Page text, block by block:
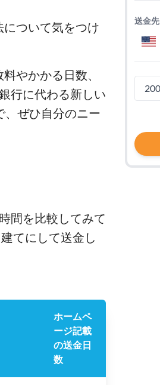
ついて気をつけ
やかかる日数、
行に代わる新しい
、ぜひ自分のニー
間を比較してみて
てにして送金し
ホームペ
ージ記載
の送金日
数
送金先